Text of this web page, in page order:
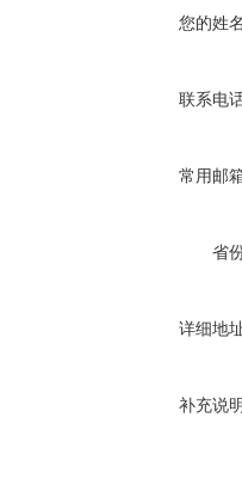
您的姓
联系电
常用邮
省
详细地
补充说